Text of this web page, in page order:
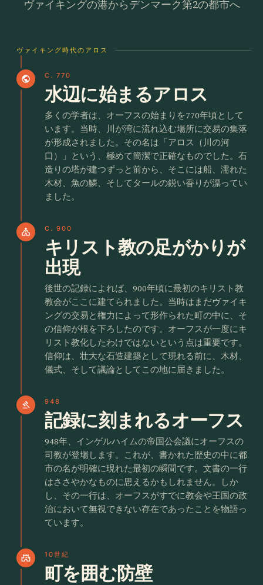
ヴァイキングの港からデンマーク第2の都市へ
ヴァイキング時代のアロス
public C. 770
水辺に始まるアロス
多くの学者は、オーフスの始まりを770年頃として
います。当時、川が湾に流れ込む場所に交易の集落
が形成されました。その名は「アロス（川の河
口）」という、極めて簡潔で正確なものでした。石
造りの塔が建つずっと前から、そこには船、濡れた
木材、魚の鱗、そしてタールの鋭い香りが漂ってい
ました。
church C. 900
キリスト教の足がかりが
出現
後世の記録によれば、900年頃に最初のキリスト教
教会がここに建てられました。当時はまだヴァイキ
ングの交易と権力によって形作られた町の中に、そ
の信仰が根を下ろしたのです。オーフスが一度にキ
リスト教化したわけではないという点は重要です。
信仰は、壮大な石造建築として現れる前に、木材、
儀式、そして議論としてこの地に届きました。
gavel 948
記録に刻まれるオーフス
948年、インゲルハイムの帝国公会議にオーフスの
司教が登場します。これが、書かれた歴史の中に都
市の名が明確に現れた最初の瞬間です。文書の一行
はささやかなものに思えるかもしれません。しか
し、その一行は、オーフスがすでに教会や王国の政
治において無視できない存在であったことを物語っ
ています。
castle 10世紀
町を囲む防壁